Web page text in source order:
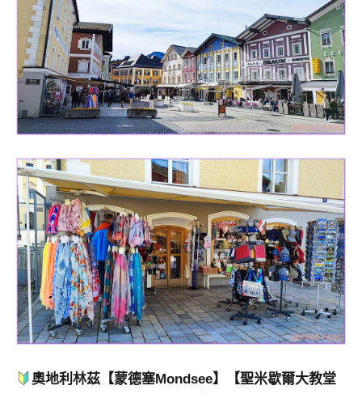
奧地利林茲【蒙德塞Mondsee】
【聖米歇爾大教堂